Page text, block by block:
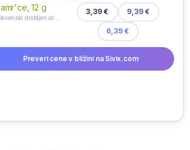
3,39 € 9,39 €
6,39 €
Preveri cene v bližini na Sivix.com